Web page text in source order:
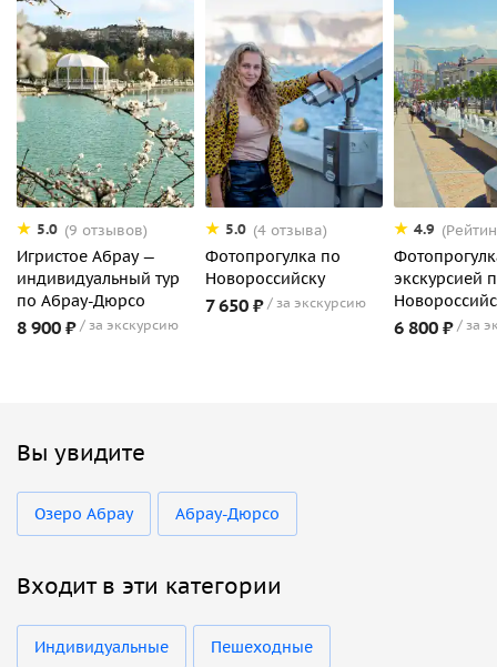
5.0 (9 отзывов)
Игристое Абрау —
индивидуальный тур
по Абрау-Дюрсо
8 900 ₽ за экскурсию
5.0 (4 отзыва)
Фотопрогулка по
Новороссийску
7 650 ₽ за экскурсию
4.9
экскурсией
6 800 ₽ за
Вы увидите
Озеро Абрау Абрау-Дюрсо
Входит в эти категории
Индивидуальные Пешеходные